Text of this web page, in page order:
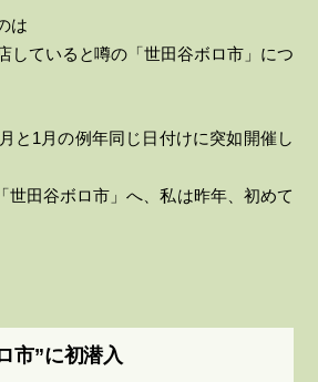
は
していると噂の「世田谷ボロ市」につ
と1月の例年同じ日付けに突如開催し
「世田谷ボロ市」へ、私は昨年、初めて
市”に初潜入